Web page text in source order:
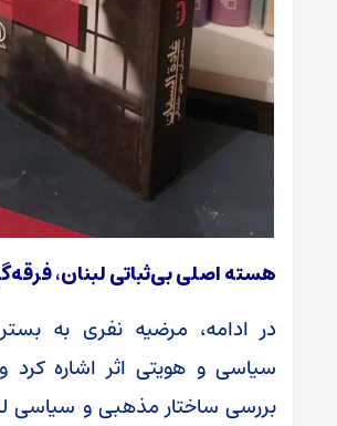
هسته اصلی بی‌ثباتی لبنان،
در ادامه، مرضیه نفری به بستر
سیاسی و هویتی اثر اشاره کرد
بررسی ساختار مذهبی و سیاسی